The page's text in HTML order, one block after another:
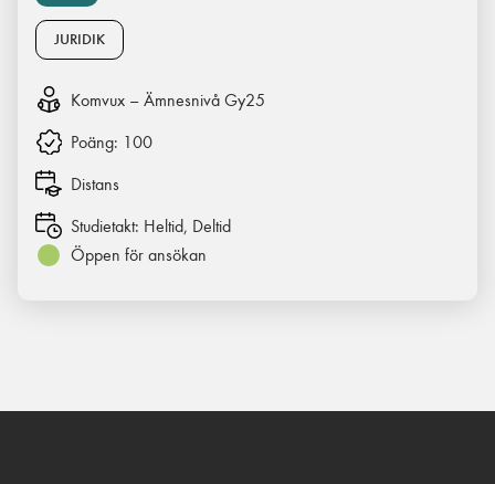
JURIDIK
Komvux – Ämnesnivå Gy25
Poäng: 100
Distans
Studietakt: Heltid, Deltid
Öppen för ansökan